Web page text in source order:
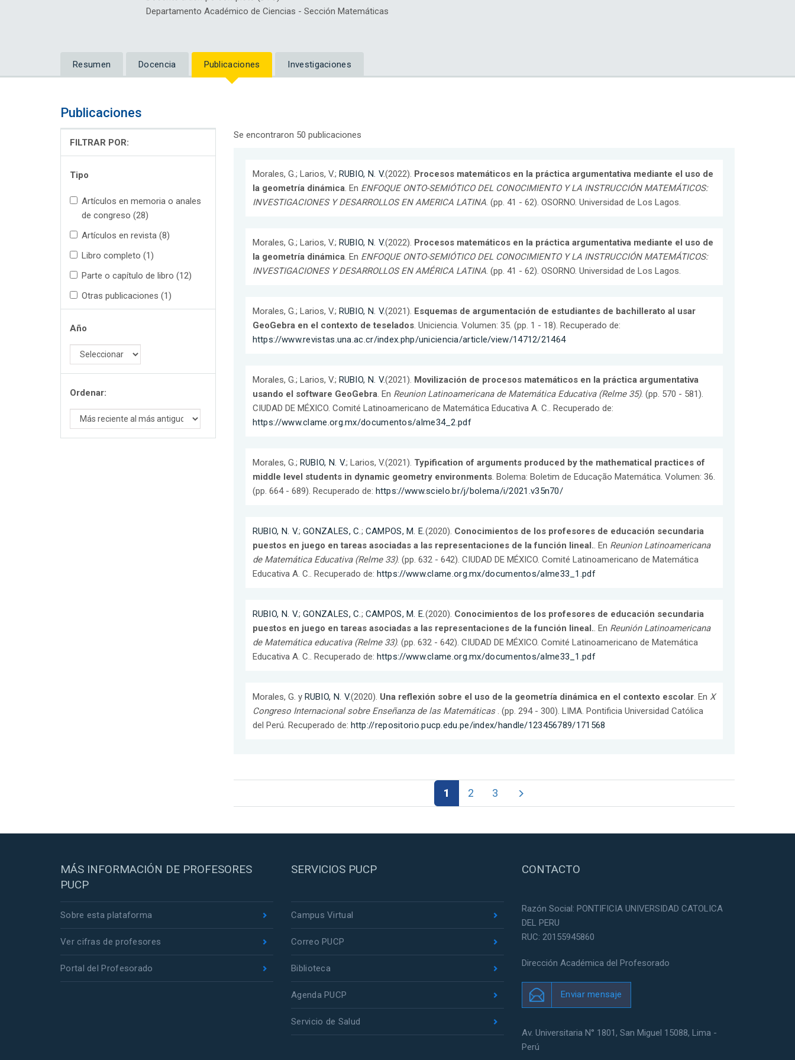
Departamento Académico de Ciencias - Sección Matemáticas
Resumen Docencia Publicaciones Investigaciones
Publicaciones
FILTRAR POR:
Tipo
Artículos en memoria o anales
de congreso (28)
Artículos en revista (8)
Libro completo (1)
Parte o capítulo de libro (12)
Otras publicaciones (1)
Año
Ordenar:
Se encontraron 50 publicaciones
Morales, G.; Larios, V.; RUBIO, N. V.(2022). Procesos matemáticos en la práctica argumentativa mediante el uso de
la geometría dinámica. En ENFOQUE ONTO-SEMIÓTICO DEL CONOCIMIENTO Y LA INSTRUCCIÓN MATEMÁTICOS:
INVESTIGACIONES Y DESARROLLOS EN AMERICA LATINA. (pp. 41 - 62). OSORNO. Universidad de Los Lagos.
Morales, G.; Larios, V.; RUBIO, N. V.(2022). Procesos matemáticos en la práctica argumentativa mediante el uso de
la geometría dinámica. En ENFOQUE ONTO-SEMIÓTICO DEL CONOCIMIENTO Y LA INSTRUCCIÓN MATEMÁTICOS:
INVESTIGACIONES Y DESARROLLOS EN AMÉRICA LATINA. (pp. 41 - 62). OSORNO. Universidad de Los Lagos.
Morales, G.; Larios, V.; RUBIO, N. V.(2021). Esquemas de argumentación de estudiantes de bachillerato al usar
GeoGebra en el contexto de teselados. Uniciencia. Volumen: 35. (pp. 1 - 18). Recuperado de:
https://www.revistas.una.ac.cr/index.php/uniciencia/article/view/14712/21464
Morales, G.; Larios, V.; RUBIO, N. V.(2021). Movilización de procesos matemáticos en la práctica argumentativa
usando el software GeoGebra. En Reunion Latinoamericana de Matemática Educativa (Relme 35). (pp. 570 - 581).
CIUDAD DE MÉXICO. Comité Latinoamericano de Matemática Educativa A. C.. Recuperado de:
https://www.clame.org.mx/documentos/alme34_2.pdf
Morales, G.; RUBIO, N. V.; Larios, V.(2021). Typification of arguments produced by the mathematical practices of
middle level students in dynamic geometry environments. Bolema: Boletim de Educação Matemática. Volumen: 36.
(pp. 664 - 689). Recuperado de: https://www.scielo.br/j/bolema/i/2021.v35n70/
RUBIO, N. V.;GONZALES, C.; CAMPOS, M. E.(2020). Conocimientos de los profesores de educación secundaria
puestos en juego en tareas asociadas a las representaciones de la función lineal.. En Reunion Latinoamericana
de Matemática Educativa (Relme 33). (pp. 632 - 642). CIUDAD DE MÉXICO. Comité Latinoamericano de Matemática
Educativa A. C.. Recuperado de: https://www.clame.org.mx/documentos/alme33_1.pdf
RUBIO, N. V.;GONZALES, C.; CAMPOS, M. E.(2020). Conocimientos de los profesores de educación secundaria
puestos en juego en tareas asociadas a las representaciones de la función lineal.. En Reunión Latinoamericana
de Matemática educativa (Relme 33). (pp. 632 - 642). CIUDAD DE MÉXICO. Comité Latinoamericano de Matemática
Educativa A. C.. Recuperado de: https://www.clame.org.mx/documentos/alme33_1.pdf
Morales, G. y RUBIO, N. V.(2020). Una reflexión sobre el uso de la geometría dinámica en el contexto escolar. EnX
Congreso Internacional sobre Enseñanza de las Matemáticas. (pp. 294 - 300). LIMA. Pontificia Universidad Católica
del Perú. Recuperado de: http://repositorio.pucp.edu.pe/index/handle/123456789/171568
1 2 3
MÁS INFORMACIÓN DE PROFESORES
PUCP
Sobre esta plataforma
Ver cifras de profesores
Portal del Profesorado
SERVICIOS PUCP
Campus Virtual
Correo PUCP
Biblioteca
Agenda PUCP
Servicio de Salud
CONTACTO
Razón Social: PONTIFICIA UNIVERSIDAD CATOLICA
DEL PERU
RUC: 20155945860
Dirección Académica del Profesorado
Enviar mensaje
Av. Universitaria N° 1801, San Miguel 15088, Lima -
Perú